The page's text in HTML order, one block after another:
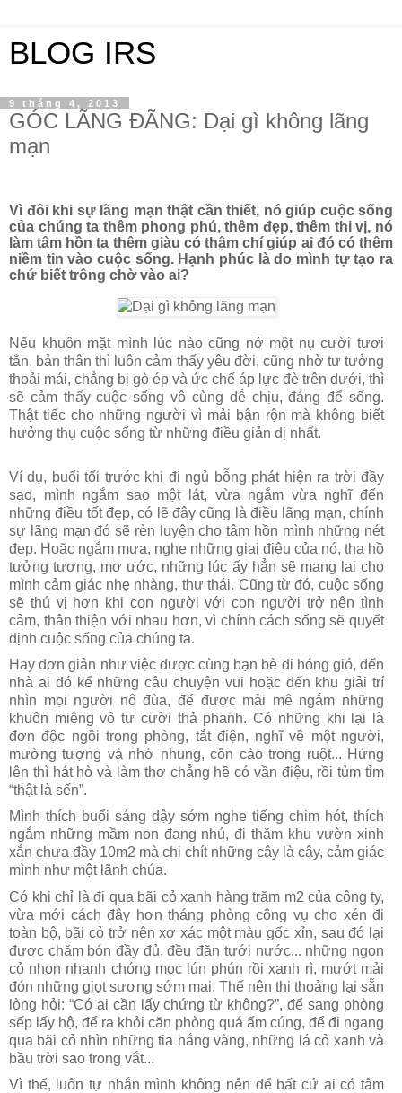
BLOG IRS
9 tháng 4, 2013
GÓC LÃNG ĐÃNG: Dại gì không lãng
mạn
Vì đôi khi sự lãng mạn thật cần thiết, nó giúp cuộc sống
của chúng ta thêm phong phú, thêm đẹp, thêm thi vị, nó
làm tâm hồn ta thêm giàu có thậm chí giúp ai đó có thêm
niềm tin vào cuộc sống. Hạnh phúc là do mình tự tạo ra
chứ biết trông chờ vào ai?
Nếu khuôn mặt mình lúc nào cũng nở một nụ cười tươi
tắn, bản thân thì luôn cảm thấy yêu đời, cũng nhờ tư tưởng
thoải mái, chẳng bị gò ép và ức chế áp lực đè trên dưới, thì
sẽ cảm thấy cuộc sống vô cùng dễ chịu, đáng để sống.
Thật tiếc cho những người vì mải bận rộn mà không biết
hưởng thụ cuộc sống từ những điều giản dị nhất.
Ví dụ, buổi tối trước khi đi ngủ bỗng phát hiện ra trời đầy
sao, mình ngắm sao một lát, vừa ngắm vừa nghĩ đến
những điều tốt đẹp, có lẽ đây cũng là điều lãng mạn, chính
sự lãng mạn đó sẽ rèn luyện cho tâm hồn mình những nét
đẹp. Hoặc ngắm mưa, nghe những giai điệu của nó, tha hồ
tưởng tượng, mơ ước, những lúc ấy hẳn sẽ mang lại cho
mình cảm giác nhẹ nhàng, thư thái. Cũng từ đó, cuộc sống
sẽ thú vị hơn khi con người với con người trở nên tình
cảm, thân thiện với nhau hơn, vì chính cách sống sẽ quyết
định cuộc sống của chúng ta.
Hay đơn giản như việc được cùng bạn bè đi hóng gió, đến
nhà ai đó kể những câu chuyện vui hoặc đến khu giải trí
nhìn mọi người nô đùa, để được mải mê ngắm những
khuôn miệng vô tư cười thả phanh. Có những khi lại là
đơn độc ngồi trong phòng, tắt điện, nghĩ về một người,
mường tượng và nhớ nhung, cồn cào trong ruột... Hứng
lên thì hát hò và làm thơ chẳng hề có vần điệu, rồi tủm tỉm
“thật là sến”.
Mình thích buổi sáng dậy sớm nghe tiếng chim hót, thích
ngắm những mầm non đang nhú, đi thăm khu vườn xinh
xắn chưa đầy 10m2 mà chi chít những cây là cây, cảm giác
mình như một lãnh chúa.
Có khi chỉ là đi qua bãi cỏ xanh hàng trăm m2 của công ty,
vừa mới cách đây hơn tháng phòng công vụ cho xén đi
toàn bộ, bãi cỏ trở nên xơ xác một màu gốc xỉn, sau đó lại
được chăm bón đầy đủ, đều đặn tưới nước... những ngọn
cỏ nhọn nhanh chóng mọc lún phún rồi xanh rì, mướt mải
đón những giọt sương sớm mai. Thế nên thi thoảng lại sẵn
lòng hỏi: “Có ai cần lấy chứng từ không?”, để sang phòng
sếp lấy hộ, để ra khỏi căn phòng quá ấm cúng, để đi ngang
qua bãi cỏ nhìn những tia nắng vàng, những lá cỏ xanh và
bầu trời sao trong vắt...
Vì thế, luôn tự nhắn mình không nên để bất cứ ai có tâm